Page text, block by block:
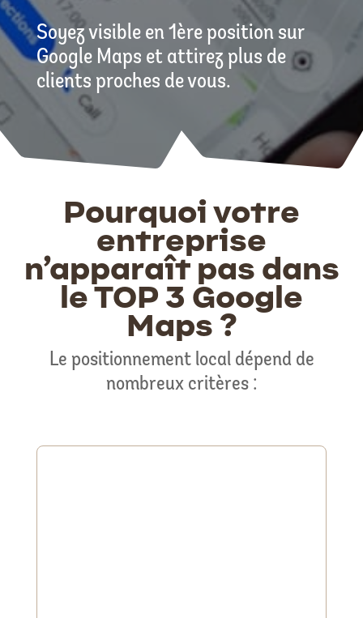
Soyez visible en 1ère position sur
Google Maps et attirez plus de
clients proches de vous.
Pourquoi votre
entreprise
n’apparaît pas dans
le TOP 3 Google
Maps ?
Le positionnement local dépend de
nombreux critères :